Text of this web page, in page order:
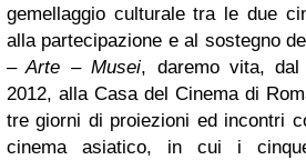
gemellaggio culturale tra le due
alla partecipazione e al sostegno
– Arte – Musei, daremo vita,
2012, alla Casa del Cinema di
tre giorni di proiezioni ed incontri
cinema asiatico, in cui i